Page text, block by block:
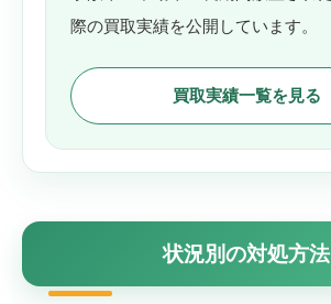
際の買取実績を公開しています。
買取実績一覧を見る
状況別の対処方法